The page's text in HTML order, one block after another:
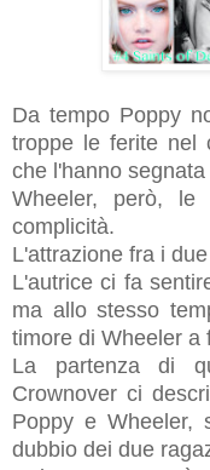
Da tempo Poppy
troppe le ferite nel
che l'hanno
Wheeler, però, le
complicità.
L'attrazione fra i
L'autrice ci fa
ma allo stesso
timore di Wheeler a
La partenza di
Crownover ci
Poppy e Wheeler,
dubbio dei due